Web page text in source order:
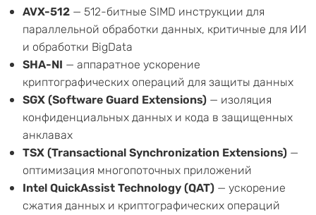
AVX-512 — 512-битные SIMD инструкции для
параллельной обработки данных, критичные для ИИ
и обработки BigData
SHA-NI — аппаратное ускорение
криптографических операций для защиты данных
SGX (Software Guard Extensions) — изоляция
конфиденциальных данных и кода в защищенных
анклавах
TSX (Transactional Synchronization Extensions) —
оптимизация многопоточных приложений
Intel QuickAssist Technology (QAT) — ускорение
сжатия данных и криптографических операций